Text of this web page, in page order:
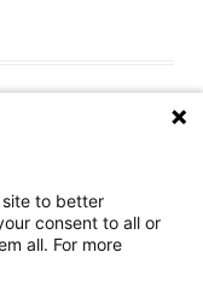
des Hanauer
Anzeigers→
to better
consent to all or
all. For more